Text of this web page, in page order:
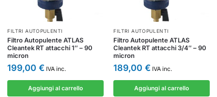
FILTRI AUTOPULENTI
Filtro Autopulente ATLAS
Cleantek RT attacchi 1″ – 90
micron
199,00 € IVA inc.
Aggiungi al carrello
FILTRI AUTOPULENTI
Filtro Autopulente ATLAS
Cleantek RT attacchi 3/4″ – 90
micron
189,00 € IVA inc.
Aggiungi al carrello